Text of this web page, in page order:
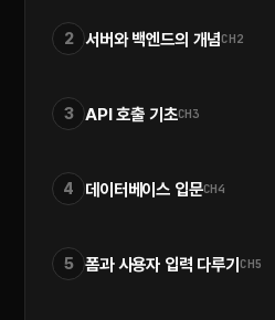
2 서버와 백엔드의 개념CH2
3 API 호출 기초CH3
4 데이터베이스 입문CH4
5 폼과 사용자 입력 다루기CH5